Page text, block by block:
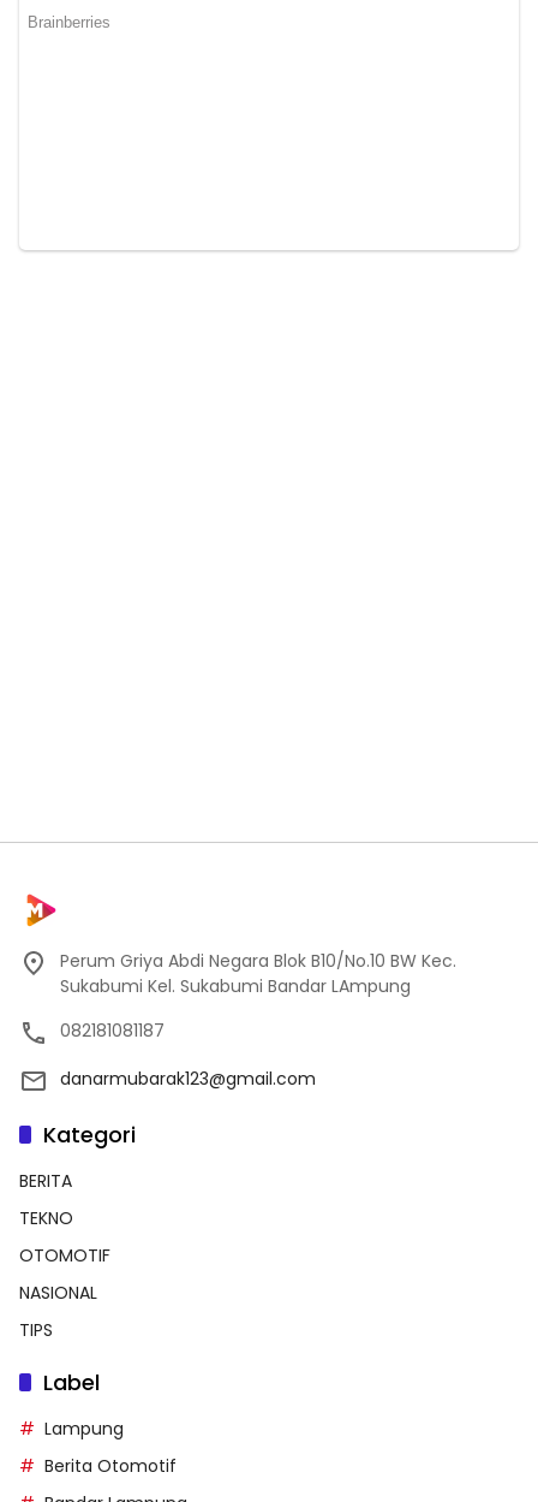
Perum Griya Abdi Negara Blok B10/No.10 BW Kec.
Sukabumi Kel. Sukabumi Bandar LAmpung
082181081187
danarmubarak123@gmail.com
Kategori
BERITA
TEKNO
OTOMOTIF
NASIONAL
TIPS
Label
Lampung
Berita Otomotif